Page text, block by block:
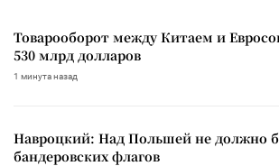
Товарооборот между Китаем и
530 млрд долларов
1 минута назад
Навроцкий: Над Польшей не должно
бандеровских флагов